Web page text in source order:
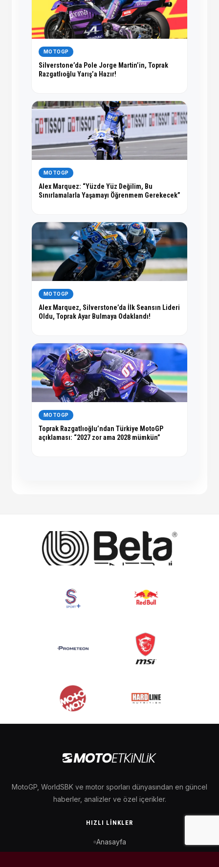
MOTOGP
Silverstone’da Pole Jorge Martin’in, Toprak
Razgatlıoğlu Yarış’a Hazır!
MOTOGP
Alex Marquez: “Yüzde Yüz Değilim, Bu
Sınırlamalarla Yaşamayı Öğrenmem Gerekecek”
MOTOGP
Alex Marquez, Silverstone’da İlk Seansın Lideri
Oldu, Toprak Ayar Bulmaya Odaklandı!
MOTOGP
Toprak Razgatlıoğlu’ndan Türkiye MotoGP
açıklaması: “2027 zor ama 2028 mümkün”
MotoGP, WorldSBK ve motor sporları dünyasından en güncel
haberler, analizler ve özel içerikler.
HIZLI LINKLER
Anasayfa